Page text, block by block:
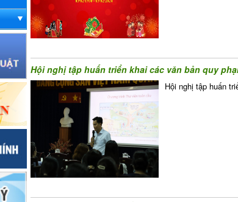
Hội nghị tập huấn triển khai các văn bản quy
Hội nghị tập huấn